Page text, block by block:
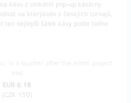
kávu z unikátní pop-up kavárny
na kterýkoliv z českých turnajů,
ten nejlepší šálek kávy podle tvého
EUR 6.18
(CZK 150)